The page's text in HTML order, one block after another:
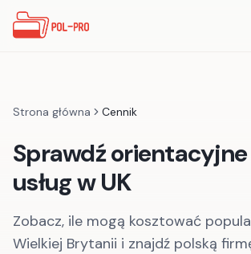
Strona główna Cennik
Sprawdź
usług w UK
Zobacz, ile mogą kosztować
Wielkiej Brytanii i znajdź polską